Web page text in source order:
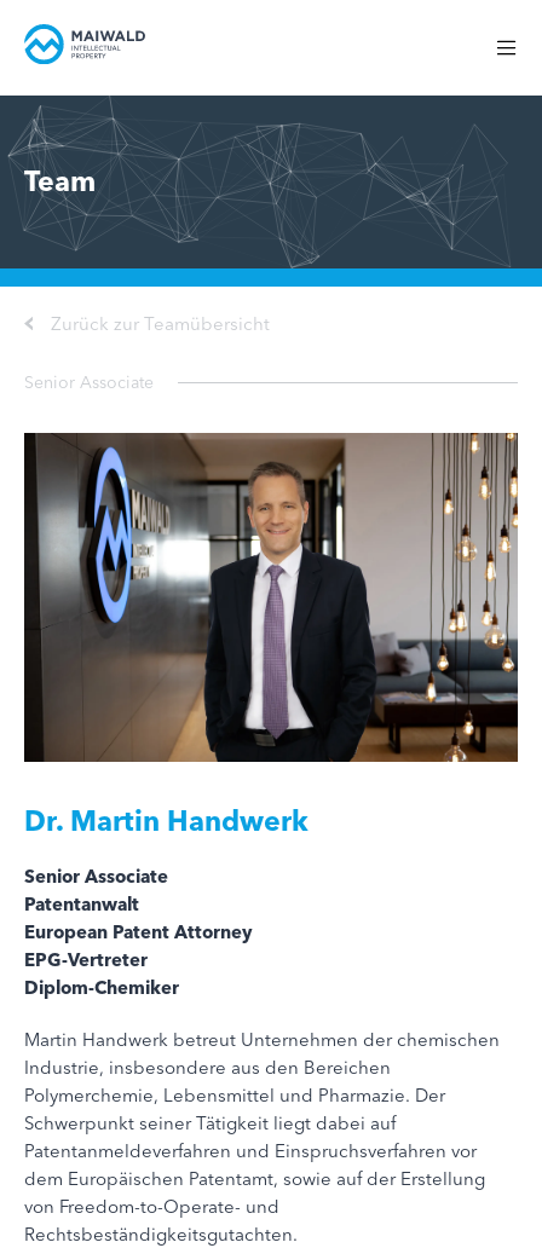
Team
Zurück zur Teamübersicht
Senior Associate
Dr. Martin Handwerk
Senior Associate
Patentanwalt
European Patent Attorney
EPG-Vertreter
Diplom-Chemiker
Martin Handwerk betreut Unternehmen der chemischen
Industrie, insbesondere aus den Bereichen
Polymerchemie, Lebensmittel und Pharmazie. Der
Schwerpunkt seiner Tätigkeit liegt dabei auf
Patentanmeldeverfahren und Einspruchsverfahren vor
dem Europäischen Patentamt, sowie auf der Erstellung
von Freedom-to-Operate- und
Rechtsbeständigkeitsgutachten.